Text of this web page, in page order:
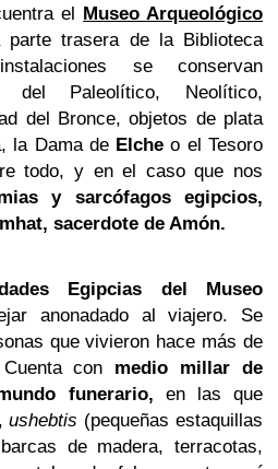
el Museo Arqueológico
parte trasera de la Biblioteca
se conservan
del Paleolítico, Neolítico,
del Bronce, objetos de plata
la Dama de Elche o el Tesoro
todo, y en el caso que nos
y sarcófagos egipcios,
sacerdote de Amón.
Egipcias del Museo
anonadado al viajero. Se
que vivieron hace más de
con medio millar de
funerario, en las que
ushebtis (pequeñas estaquillas
de madera, terracotas,